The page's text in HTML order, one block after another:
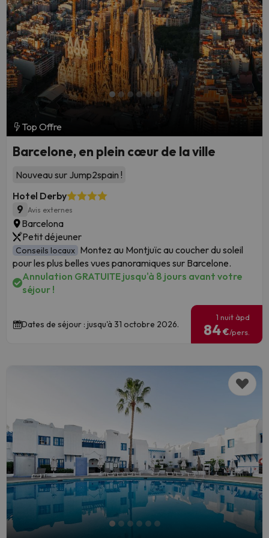
BuscoUnChollo.cometAmimir.com, nous avons rassemblé une
sélection des meilleurs hôtels pour vous aider à trouver les
vacances parfaites. Vous recherchez un établissement familial
qui saura divertir les enfants toute la journée ? Ou peut-être
souhaitez-vous un endroit calme et pittoresque pour renouer
avec votre partenaire ? Quel que soit votre style de voyage,
lisez la suite pour découvrir notre liste des meilleurs hôtels
d'Espagne et pour recevoir des conseils d'initiés et des
conseils pratiques qui rendront votre séjour inoubliables.
Formentera, aux Baléares
Top Offre
Barcelone, en plein cœur de la ville
Nouveau sur Jump2spain !
Hotel Derby
9 Avis externes
Barcelona
Petit déjeuner
Conseils locaux Montez au Montjuïc au coucher du soleil
pour les plus belles vues panoramiques sur Barcelone.
Annulation GRATUITE jusqu'à 8 jours avant votre
séjour !
Dates de séjour : jusqu'à 31 octobre 2026.
1 nuit àpd
84€/pers.